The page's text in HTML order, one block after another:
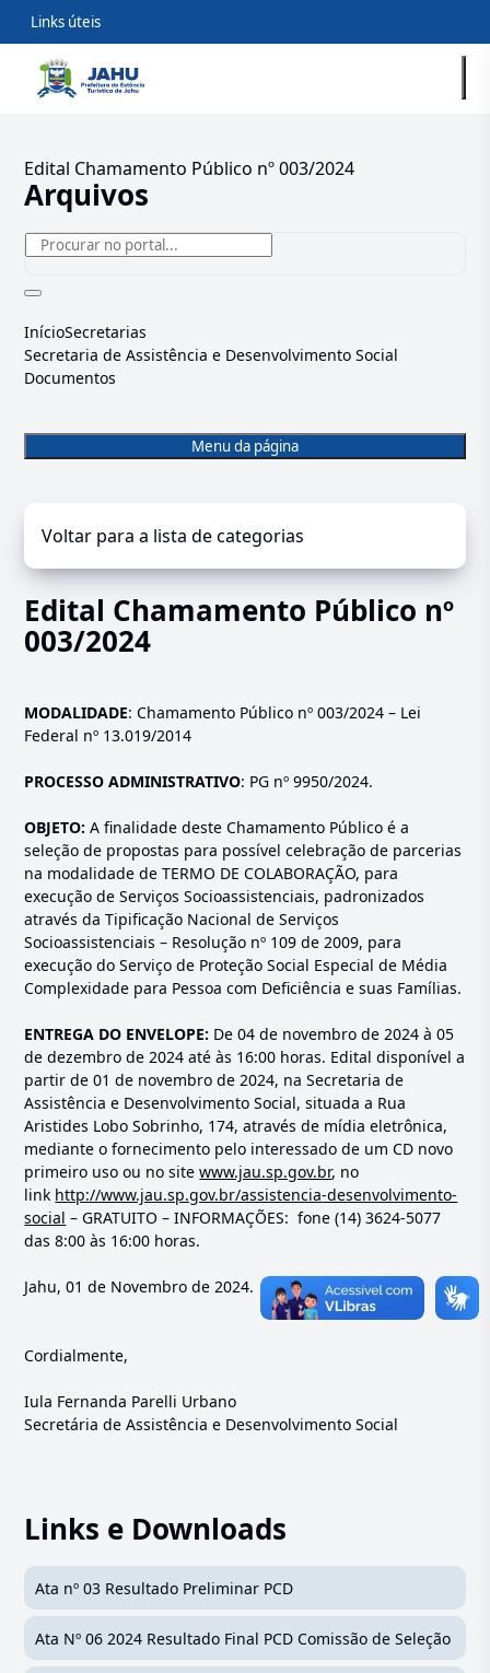
Links úteis
Edital Chamamento Público nº 003/2024
Arquivos
InícioSecretarias
Secretaria de Assistência e Desenvolvimento Social
Documentos
Menu da página
Voltar para a lista de categorias
Edital Chamamento Público nº
003/2024
MODALIDADE: Chamamento Público nº 003/2024 – Lei
Federal nº 13.019/2014
PROCESSO ADMINISTRATIVO: PG nº 9950/2024.
OBJETO:A finalidade deste Chamamento Público é a
seleção de propostas para possível celebração de parcerias
na modalidade de TERMO DE COLABORAÇÃO, para
execução de Serviços Socioassistenciais, padronizados
através da Tipificação Nacional de Serviços
Socioassistenciais – Resolução nº 109 de 2009, para
execução do Serviço de Proteção Social Especial de Média
Complexidade para Pessoa com Deficiência e suas Famílias.
ENTREGA DO ENVELOPE: De 04 de novembro de 2024 à 05
de dezembro de 2024 até às 16:00 horas. Edital disponível a
partir de 01 de novembro de 2024, na Secretaria de
Assistência e Desenvolvimento Social, situada a Rua
Aristides Lobo Sobrinho, 174, através de mídia eletrônica,
mediante o fornecimento pelo interessado de um CD novo
primeiro uso ou no sitewww.jau.sp.gov.br, no
link http://www.jau.sp.gov.br/assistencia-desenvolvimento-
social – GRATUITO – INFORMAÇÕES: fone (14) 3624-5077
das 8:00 às 16:00 horas.
Jahu, 01 de Novembro de 2024.
Cordialmente,
Iula Fernanda Parelli Urbano
Secretária de Assistência e Desenvolvimento Social
Links e Downloads
Ata nº 03 Resultado Preliminar PCD
Ata Nº 06 2024 Resultado Final PCD Comissão de Seleção